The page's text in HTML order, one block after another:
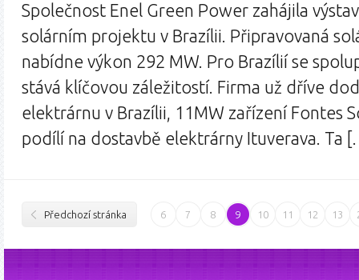
Společnost Enel Green Power zahájila
solárním projektu v Brazílii. Připravovaná
nabídne výkon 292 MW. Pro Brazílií se
stává klíčovou záležitostí. Firma už dříve
elektrárnu v Brazílii, 11MW zařízení Fontes
podílí na dostavbě elektrárny Ituverava.
Předchozí stránka 6 7 8 9 10 11 12 13